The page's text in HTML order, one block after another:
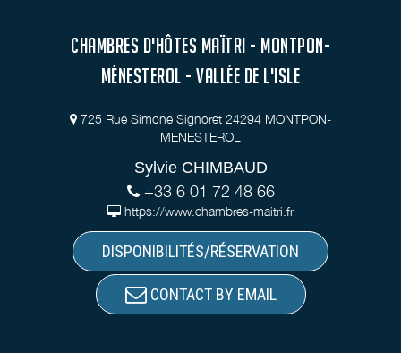
CHAMBRES D'HÔTES MAÏTRI - MONTPON-
MÉNESTEROL - VALLÉE DE L'ISLE
725 Rue Simone Signoret 24294 MONTPON-
MENESTEROL
Sylvie CHIMBAUD
+33 6 01 72 48 66
https://www.chambres-maitri.fr
DISPONIBILITÉS/RÉSERVATION
CONTACT BY EMAIL